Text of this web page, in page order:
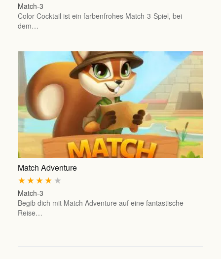
Match-3
Color Cocktail ist ein farbenfrohes Match-3-Spiel, bei
dem…
Match Adventure
★
★
★
★
★
Match-3
Begib dich mit Match Adventure auf eine fantastische
Reise…